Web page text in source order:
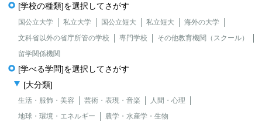
[学校の種類]を選択してさがす
国公立大学 私立大学 国公立短大 私立短大
海外の大学
文科省以外の省庁所管の学校
専門学校
その他教育機関（スクール）
留学関係機関
[学べる学問]を選択してさがす
[大分類]
生活・服飾・美容 芸術・表現・音楽
人間・心理
地球・環境・エネルギー
農学・水産学・生物